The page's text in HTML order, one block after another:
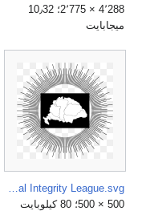
4٬288 × 2٬775؛ 10٫32
ميجابايت
Emblem of the Hungarian Territorial Integrity League.svg
500 × 500؛ 80 كيلوبايت